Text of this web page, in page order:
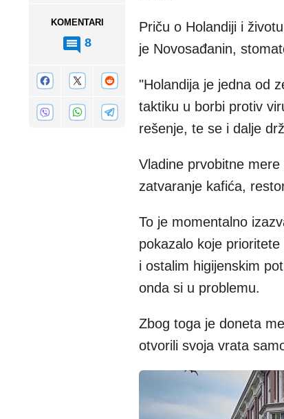
KOMENTARI
8
Priču o Holandiji i
je Novosađanin,
"Holandija je jedna od
taktiku u borbi protiv
rešenje, te se i dalje
Vladine prvobitne
zatvaranje kafića,
To je momentalno
pokazalo koje
i ostalim higijenskim
onda si u problemu.
Zbog toga je doneta
otvorili svoja vrata